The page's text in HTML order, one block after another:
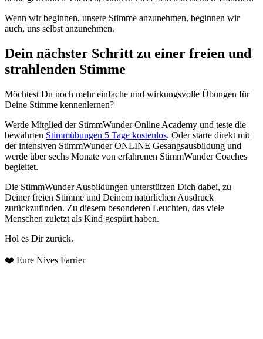
Wenn wir beginnen, unsere Stimme anzunehmen, beginnen wir
auch, uns selbst anzunehmen.
Dein nächster Schritt zu einer freien und
strahlenden Stimme
Möchtest Du noch mehr einfache und wirkungsvolle Übungen für
Deine Stimme kennenlernen?
Werde Mitglied der StimmWunder Online Academy und teste die
bewährten Stimmübungen 5 Tage kostenlos. Oder starte direkt mit
der intensiven StimmWunder ONLINE Gesangsausbildung und
werde über sechs Monate von erfahrenen StimmWunder Coaches
begleitet.
Die StimmWunder Ausbildungen unterstützen Dich dabei, zu
Deiner freien Stimme und Deinem natürlichen Ausdruck
zurückzufinden. Zu diesem besonderen Leuchten, das viele
Menschen zuletzt als Kind gespürt haben.
Hol es Dir zurück.
❤️ Eure Nives Farrier